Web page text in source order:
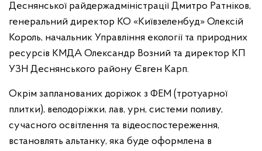
Деснянської райдержадміністрації Дмитро Ратніков,
генеральний директор КО «Київзеленбуд» Олексій
Король, начальник Управління екології та природних
ресурсів КМДА Олександр Возний та директор КП
УЗН Деснянського району Євген Карп.
Окрім запланованих доріжок з ФЕМ (тротуарної
плитки), велодоріжки, лав, урн, системи поливу,
сучасного освітлення та відеоспостереження,
встановлять альтанку, яка буде оформлена в